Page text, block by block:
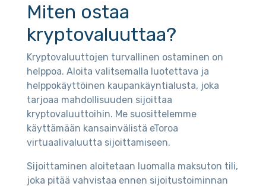
Miten ostaa
kryptovaluuttaa?
Kryptovaluuttojen turvallinen ostaminen on
helppoa. Aloita valitsemalla luotettava ja
helppokäyttöinen kaupankäyntialusta, joka
tarjoaa mahdollisuuden sijoittaa
kryptovaluuttoihin. Me suosittelemme
käyttämään kansainvälistä eToroa
virtuaalivaluutta sijoittamiseen.
Sijoittaminen aloitetaan luomalla maksuton tili,
joka pitää vahvistaa ennen sijoitustoiminnan